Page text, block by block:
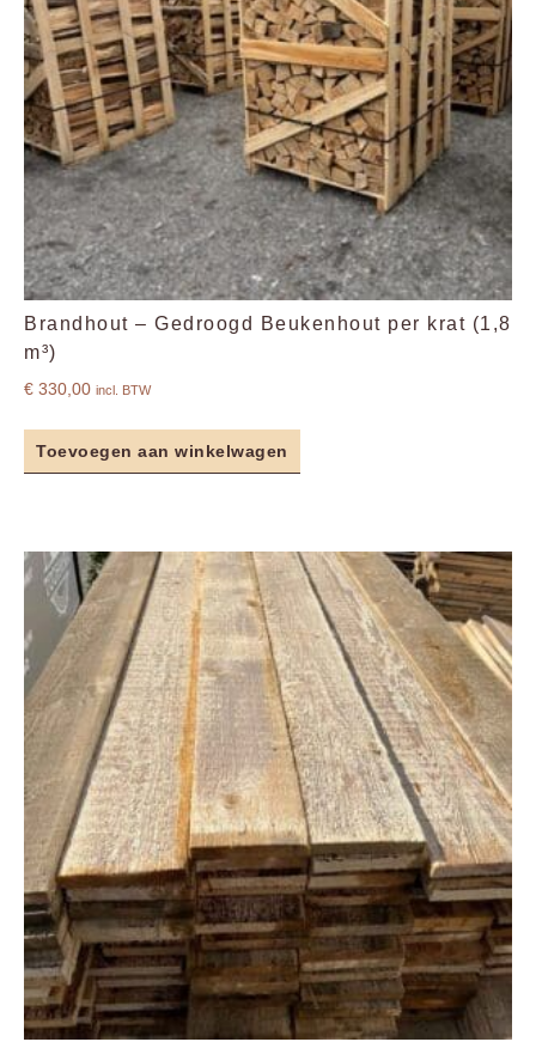
Brandhout – Gedroogd Beukenhout per krat (1,8
m³)
€ 330,00 incl. BTW
Toevoegen aan winkelwagen